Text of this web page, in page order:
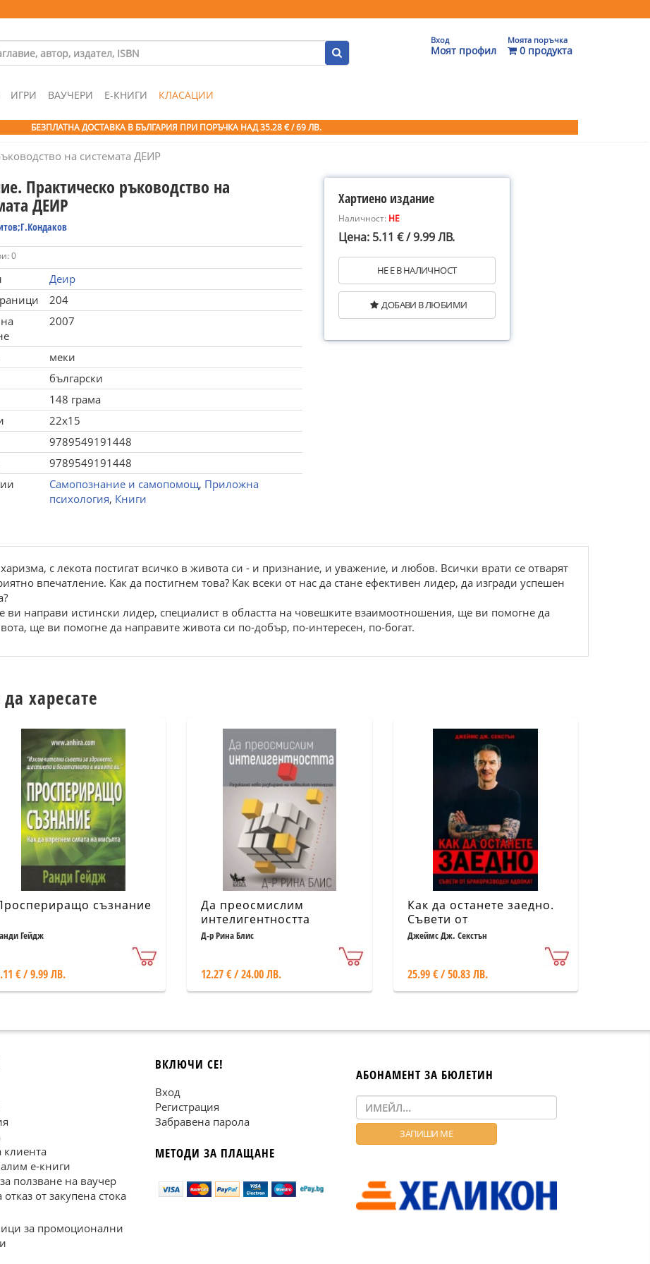
Вход
Моят профил
Моята поръчка
0 продукта
ИГРИ ВАУЧЕРИ Е-КНИГИ КЛАСАЦИИ
БЕЗПЛАТНА ДОСТАВКА В БЪЛГАРИЯ ПРИ ПОРЪЧКА НАД 35.28 € / 69 ЛВ.
на системата ДЕИР
Практическо ръководство на
ДЕИР
0
Деир
204
2007
меки
български
148 грама
22x15
9789549191448
9789549191448
Самопознание и самопомощ, Приложна
психология, Книги
Хартиено издание
Наличност: НЕ
Цена: 5.11 € / 9.99 ЛВ.
НЕ Е В НАЛИЧНОСТ
ДОБАВИ В ЛЮБИМИ
с лекота постигат всичко в живота си - и признание, и уважение, и любов. Всички врати се отварят
впечатление. Как да постигнем това? Как всеки от нас да стане ефективен лидер, да изгради успешен
ви направи истински лидер, специалист в областта на човешките взаимоотношения, ще ви помогне да
ще ви помогне да направите живота си по-добър, по-интересен, по-богат.
харесате
съзнание
Гейдж
€ / 9.99 ЛВ.
Да преосмислим
интелигентността
Д-р Рина Блис
12.27 € / 24.00 ЛВ.
Как да останете заедно.
Съвети от
бракоразводен адвокат
Джеймс Дж. Секстън
25.99 € / 50.83 ЛВ.
клиента
е-книги
ползване на ваучер
от закупена стока
за промоционални
ВКЛЮЧИ СЕ!
Вход
Регистрация
Забравена парола
МЕТОДИ ЗА ПЛАЩАНЕ
АБОНАМЕНТ ЗА БЮЛЕТИН